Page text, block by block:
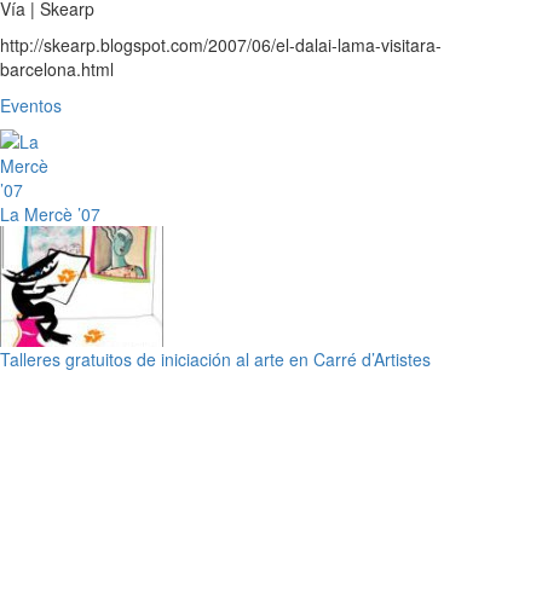
Vía | Skearp
http://skearp.blogspot.com/2007/06/el-dalai-lama-visitara-
barcelona.html
Eventos
La Mercè ’07
Talleres gratuitos de iniciación al arte en Carré d’Artistes